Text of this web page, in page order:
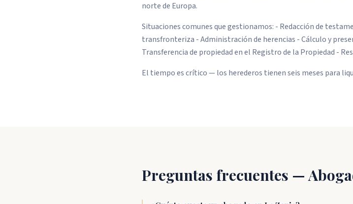
norte de Europa.
Situaciones comunes que gestionamos: - Redacción de
transfronteriza - Administración de herencias - Cálculo y
Transferencia de propiedad en el Registro de la Propiedad -
El tiempo es crítico — los herederos tienen seis meses para
Preguntas frecuentes —